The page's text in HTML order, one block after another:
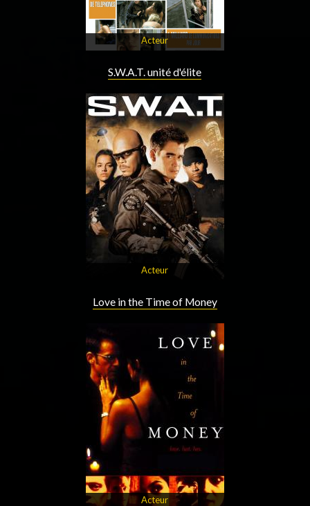
Acteur
S.W.A.T. unité d'élite
Acteur
Love in the Time of Money
Acteur